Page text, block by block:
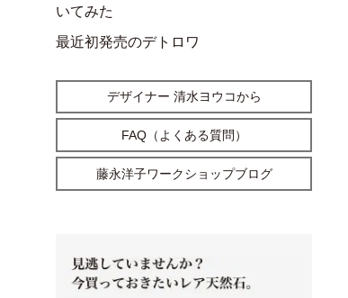
いてみた
最近初発売のデトロワ
デザイナー 清水ヨウコから
FAQ（よくある質問）
藤永洋子ワークショップブログ